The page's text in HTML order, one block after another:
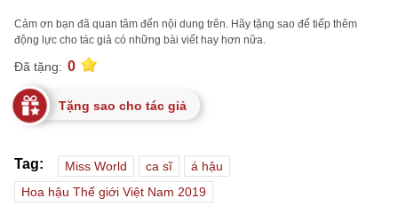
Cảm ơn bạn đã quan tâm đến nội dung trên. Hãy tặng sao để tiếp thêm
động lực cho tác giả có những bài viết hay hơn nữa.
Đã tặng: 0
Tặng sao cho tác giả
Tag: Miss World ca sĩ
á hậu
Hoa hậu Thế giới Việt Nam 2019